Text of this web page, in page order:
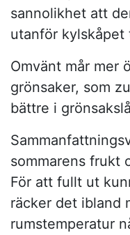
sannolikhet att
utanför kylskåpet
Omvänt mår mer
grönsaker, som
bättre i
sommarens frukt
För att fullt ut
räcker det ibland
rumstemperatur